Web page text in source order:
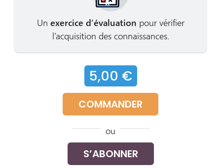
Un exercice d’évaluation pour vérifier
l’acquisition des connaissances.
5,00 €
COMMANDER
ou
S’ABONNER